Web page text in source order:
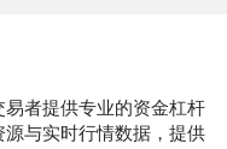
者提供专业的资金杠杆
与实时行情数据，提供